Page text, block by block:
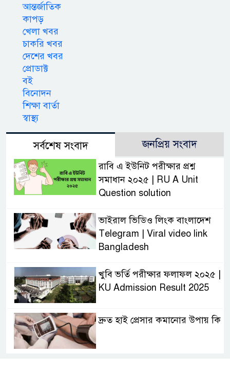
আন্তর্জাতিক
কাপড়
খেলা খবর
চাকরি খবর
দেশের খবর
প্রোডাক্ট
বই
বিনোদন
শিক্ষা বার্তা
স্বাস্থ্য
সর্বশেষ সংবাদ জনপ্রিয় সংবাদ
রাবি এ ইউনিট পরীক্ষার প্রশ্ন
সমাধান ২০২৫ | RU A Unit
Question solution
ভাইরাল ভিডিও লিংক বাংলাদেশ
Telegram | Viral video link
Bangladesh
খুবি ভর্তি পরীক্ষার ফলাফল ২০২৫ |
KU Admission Result 2025
দ্রুত হাই প্রেসার কমানোর উপায় কি